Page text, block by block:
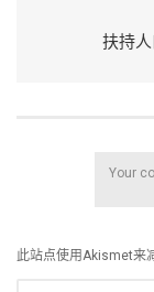
扶持
此站点使用Akismet来